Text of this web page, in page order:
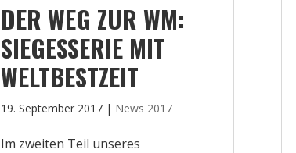
DER WEG ZUR WM:
SIEGESSERIE MIT
WELTBESTZEIT
19. September 2017| News 2017
Im zweiten Teil unseres